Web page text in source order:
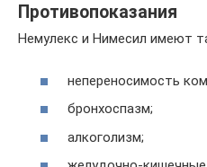
Противопоказания
Немулекс и Нимесил имеют
непереносимость
бронхоспазм;
алкоголизм;